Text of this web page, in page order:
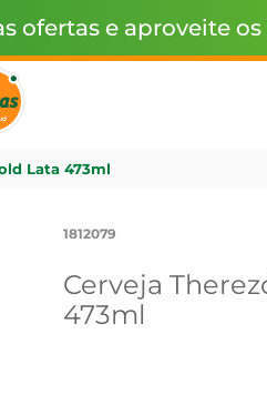
ofertas e aproveite
Lata 473ml
1812079
Cerveja
473ml